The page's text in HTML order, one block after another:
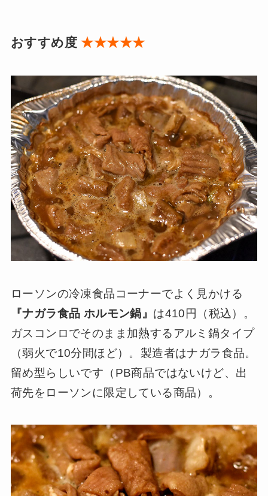
おすすめ度★★★★★
ローソンの冷凍食品コーナーでよく見かける
『ナガラ食品 ホルモン鍋』 は410円（税込）。
ガスコンロでそのまま加熱するアルミ鍋タイプ
（弱火で10分間ほど）。製造者はナガラ食品。
留め型らしいです（PB商品ではないけど、出
荷先をローソンに限定している商品）。